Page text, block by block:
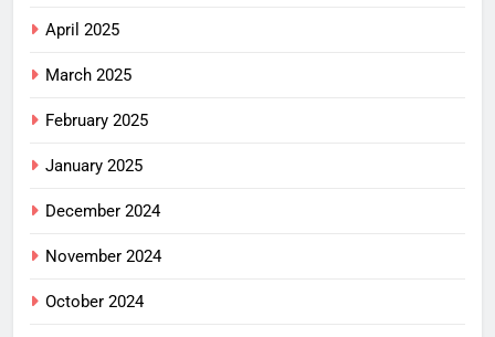
April 2025
March 2025
February 2025
January 2025
December 2024
November 2024
October 2024